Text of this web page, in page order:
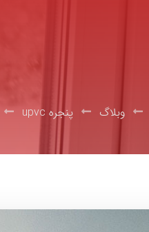
وبلاگ پنجره upvc